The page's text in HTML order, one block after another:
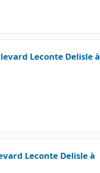
Leconte Delisle à
Leconte Delisle à